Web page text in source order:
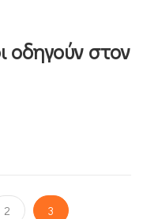
οδηγούν στον
2 3